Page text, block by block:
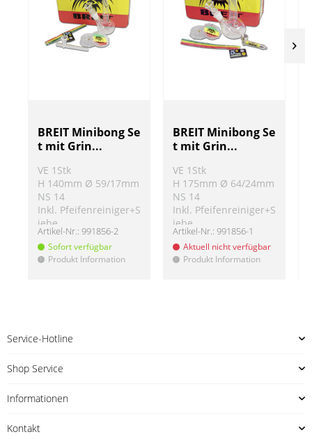
BREIT Minibong Se
t mit Grin...
VE 1Stk
H 140mm Ø 59/17mm
NS 14
Inkl. Pfeifenreiniger+S
iebe
Artikel-Nr.: 991856-2
Sofort verfügbar
! Produkt Information
BREIT Minibong Se
t mit Grin...
VE 1Stk
H 175mm Ø 64/24mm
NS 14
Inkl. Pfeifenreiniger+S
iebe
Artikel-Nr.: 991856-1
Aktuell nicht verfügbar
! Produkt Information
Service-Hotline
Shop Service
Informationen
Kontakt